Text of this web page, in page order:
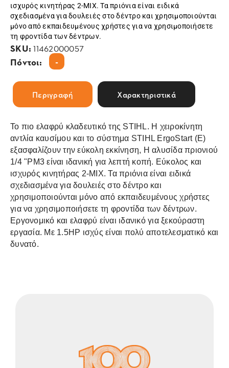
ισχυρός κινητήρας 2-MIX. Τα πριόνια είναι ειδικά
σχεδιασμένα για δουλειές στο δέντρο και χρησιμοποιούνται
μόνο από εκπαιδευμένους χρήστες για να χρησιμοποιήσετε
τη φροντίδα των δέντρων.
SKU:11462000057
Πόντοι: -
Περιγραφή Χαρακτηριστικά
Το πιο ελαφρύ κλαδευτικό της STIHL. Η χειροκίνητη
αντλία καυσίμου και το σύστημα STIHL ErgoStart (E)
εξασφαλίζουν την εύκολη εκκίνηση, Η αλυσίδα πριονιού
1/4 "PM3 είναι ιδανική για λεπτή κοπή. Εύκολος και
ισχυρός κινητήρας 2-MIX. Τα πριόνια είναι ειδικά
σχεδιασμένα για δουλειές στο δέντρο και
χρησιμοποιούνται μόνο από εκπαιδευμένους χρήστες
για να χρησιμοποιήσετε τη φροντίδα των δέντρων.
Εργονομικό και ελαφρύ είναι ιδανικό για ξεκούραστη
εργασία. Με 1.5HP ισχύς είναι πολύ αποτελεσματικό και
δυνατό.